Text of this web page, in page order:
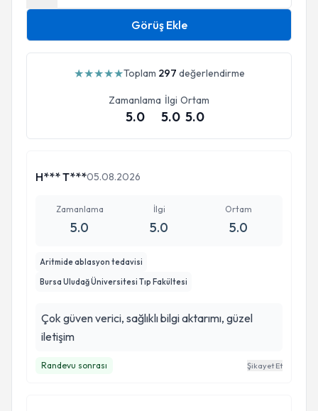
Görüş Ekle
★★★★★Toplam 297 değerlendirme
Zamanlama
5.0
İlgi
5.0
Ortam
5.0
H*** T***05.08.2026
Zamanlama
5.0
İlgi
5.0
Ortam
5.0
Aritmide ablasyon tedavisi
Bursa Uludağ Üniversitesi Tıp Fakültesi
Çok güven verici, sağlıklı bilgi aktarımı, güzel
iletişim
Randevu sonrası Şikayet Et